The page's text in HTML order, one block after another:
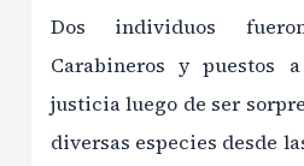
Dos individuos
Carabineros y puestos
justicia luego de ser
diversas especies desde